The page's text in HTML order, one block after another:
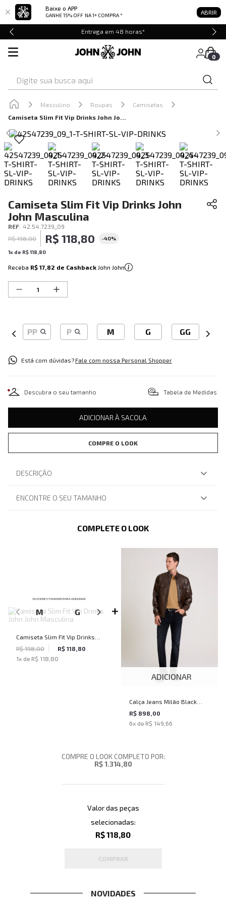
Baixe o APP
GANHE 15% OFF NA 1ª COMPRA * ABRIR
Entrega em 48 horas*
0
Masculino Roupas
Camisetas
Camiseta Slim Fit Vip Drinks John John Masculina
Camiseta Slim Fit Vip Drinks John
John Masculina
REF: 42.54.7239_09
R$ 198,00 R$ 118,80 -40%
1x de R$118 80
Receba R$ 17,82 de Cashback John John
PP P M G GG
Está com dúvidas?Fale com nossa Personal Shopper
Descubra o seu tamanho Tabela de Medidas
ADICIONAR À SACOLA
COMPRE O LOOK
DESCRIÇÃO
ENCONTRE O SEU TAMANHO
COMPLETE O LOOK
SELECIONE O TAMANHO PARA ADICIONAR
M G GG
Camiseta Slim Fit Vip Drinks
John John Masculina
R$ 198,00
R$ 118,80
1x de R$ 118,80
ADICIONAR
Calça Jeans Milão Black
Washed John John Masculina
R$ 898,00
6x de R$ 149,66
COMPRE O LOOK COMPLETO POR:
R$ 1.314,80
Valor das peças
selecionadas:
R$ 118,80
COMPRAR
NOVIDADES